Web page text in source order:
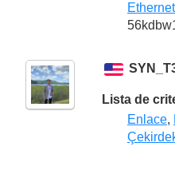
Ethernet
Lista de
Enlace,